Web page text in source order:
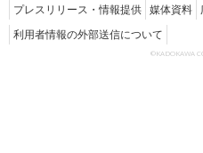
プレスリリース・情報提供 媒体資料
利用者情報の外部送信について
©KADOKAWA